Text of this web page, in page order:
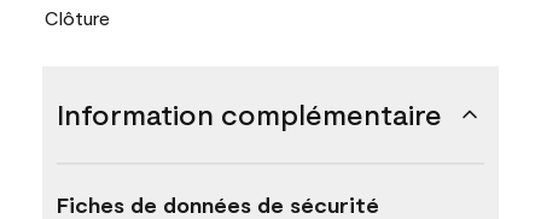
Clôture
Information complémentaire
Fiches de données de sécurité